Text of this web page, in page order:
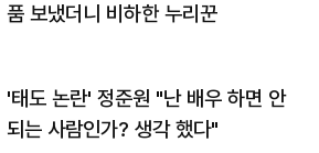
품 보냈더니 비하한 누리꾼
'태도 논란' 정준원 "난 배우 하면 안
되는 사람인가? 생각 했다"